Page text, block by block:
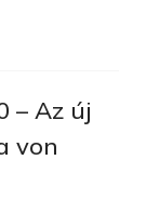
– Az új
von